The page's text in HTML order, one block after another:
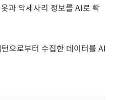
과 악세사리 정보를 AI로 확
으로부터 수집한 데이터를 AI